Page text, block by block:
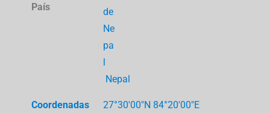
País
Nepal
Coordenadas 27°30′00″N 84°20′00″E